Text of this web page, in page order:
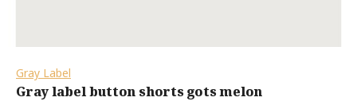
Gray Label
Gray label button shorts gots melon